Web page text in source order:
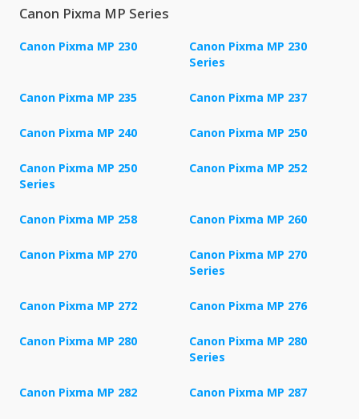
Canon Pixma MP Series
Canon Pixma MP 230
Canon Pixma MP 230
Series
Canon Pixma MP 235 Canon Pixma MP 237
Canon Pixma MP 240 Canon Pixma MP 250
Canon Pixma MP 250
Series
Canon Pixma MP 252
Canon Pixma MP 258 Canon Pixma MP 260
Canon Pixma MP 270
Canon Pixma MP 270
Series
Canon Pixma MP 272 Canon Pixma MP 276
Canon Pixma MP 280
Canon Pixma MP 280
Series
Canon Pixma MP 282 Canon Pixma MP 287